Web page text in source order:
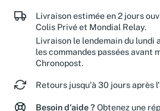
Livraison estimée en 2 jours
Colis Privé et Mondial Relay.
Livraison le lendemain du lundi
les commandes passées avant
Chronopost.
Retours jusqu'à 30 jours après
Besoin d'aide ? Obtenez une